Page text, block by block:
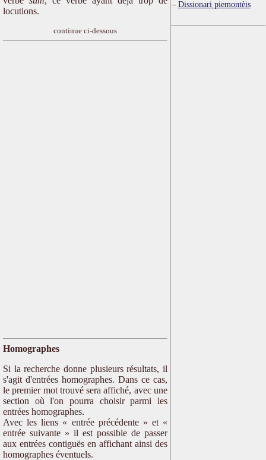
locutions.
continue ci-dessous
Homographes
Si la recherche donne plusieurs résultats, il
s'agit d'entrées homographes. Dans ce cas,
le premier mot trouvé sera affiché, avec une
section où l'on pourra choisir parmi les
entrées homographes.
Avec les liens « entrée précédente » et «
entrée suivante » il est possible de passer
aux entrées contiguës en affichant ainsi des
homographes éventuels.
Dissionari piemontèis